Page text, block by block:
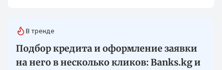
В тренде
Подбор кредита и оформление заявки
на него в несколько кликов: Banks.kg и